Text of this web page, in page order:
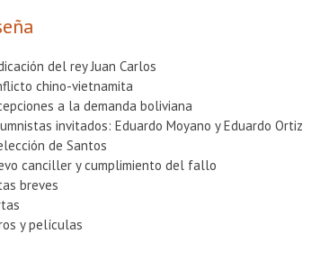
del rey Juan Carlos
chino-vietnamita
a la demanda boliviana
invitados: Eduardo Moyano y Eduardo Ortiz
de Santos
canciller y cumplimiento del fallo
breves
y películas